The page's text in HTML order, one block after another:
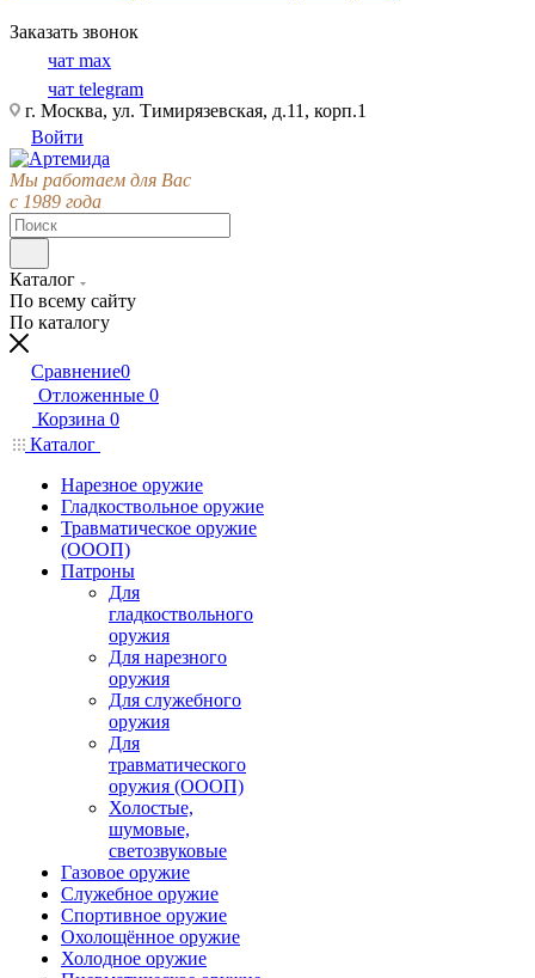
Заказать звонок
чат max
чат telegram
г. Москва, ул. Тимирязевская, д.11, корп.1
Войти
Мы работаем для Вас
с 1989 года
Каталог
По всему сайту
По каталогу
Сравнение0
Отложенные 0
Корзина 0
Каталог
Нарезное оружие
Гладкоствольное оружие
Травматическое оружие
(ОООП)
Патроны
Для
гладкоствольного
оружия
Для нарезного
оружия
Для служебного
оружия
Для
травматического
оружия (ОООП)
Холостые,
шумовые,
светозвуковые
Газовое оружие
Служебное оружие
Спортивное оружие
Охолощённое оружие
Холодное оружие